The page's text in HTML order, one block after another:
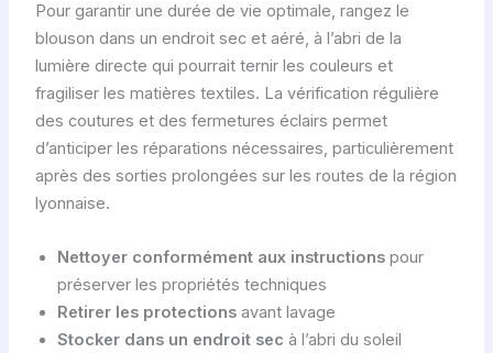
Pour garantir une durée de vie optimale, rangez le
blouson dans un endroit sec et aéré, à l’abri de la
lumière directe qui pourrait ternir les couleurs et
fragiliser les matières textiles. La vérification régulière
des coutures et des fermetures éclairs permet
d’anticiper les réparations nécessaires, particulièrement
après des sorties prolongées sur les routes de la région
lyonnaise.
Nettoyer conformément aux instructionspour
préserver les propriétés techniques
Retirer les protectionsavant lavage
Stocker dans un endroit sec à l’abri du soleil